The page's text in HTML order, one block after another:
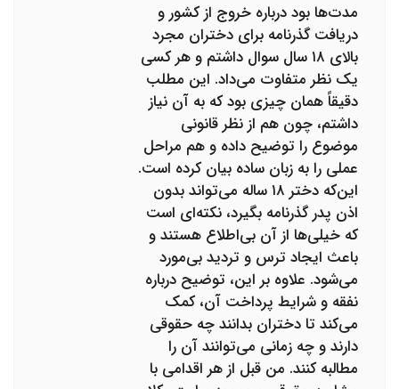
مدت‌ها بود درباره خروج از کشور و
دریافت گذرنامه برای دختران مجرد
بالای ۱۸ سال سوال داشتم و هر کسی
یک نظر متفاوت می‌داد. این مطلب
دقیقاً همان چیزی بود که به آن نیاز
داشتم، چون هم از نظر قانونی
موضوع را توضیح داده و هم مراحل
عملی را به زبان ساده بیان کرده است.
این‌که دختر ۱۸ ساله می‌تواند بدون
اذن پدر گذرنامه بگیرد، نکته‌ای است
که خیلی‌ها از آن بی‌اطلاع هستند و
باعث ایجاد ترس و تردید بی‌مورد
می‌شود. علاوه بر این، توضیح درباره
نفقه و شرایط پرداخت آن، کمک
می‌کند تا دختران بدانند چه حقوقی
دارند و چه زمانی می‌توانند آن را
مطالبه کنند. من قبل از هر اقدامی با